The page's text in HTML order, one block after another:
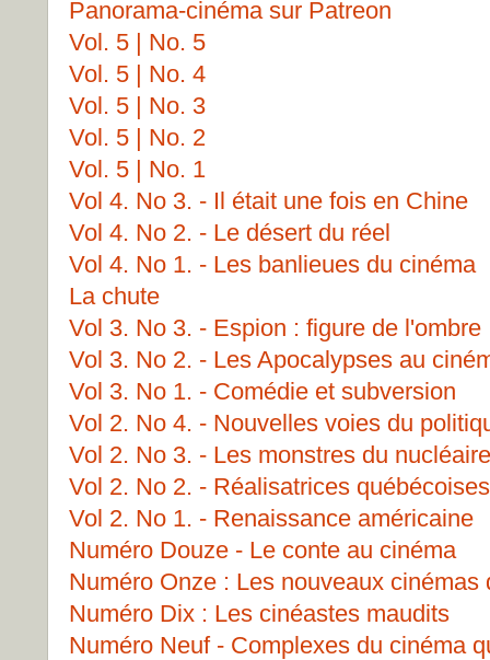
Panorama-cinéma sur Patreon
Vol. 5 | No. 5
Vol. 5 | No. 4
Vol. 5 | No. 3
Vol. 5 | No. 2
Vol. 5 | No. 1
Vol 4. No 3. - Il était une fois en Chine
Vol 4. No 2. - Le désert du réel
Vol 4. No 1. - Les banlieues du cinéma
La chute
Vol 3. No 3. - Espion : figure de l'ombre
Vol 3. No 2. - Les Apocalypses au
Vol 3. No 1. - Comédie et subversion
Vol 2. No 4. - Nouvelles voies du
Vol 2. No 3. - Les monstres du nucléaire
Vol 2. No 2. - Réalisatrices québécoises
Vol 2. No 1. - Renaissance américaine
Numéro Douze - Le conte au cinéma
Numéro Onze : Les nouveaux cinémas
Numéro Dix : Les cinéastes maudits
Numéro Neuf - Complexes du cinéma